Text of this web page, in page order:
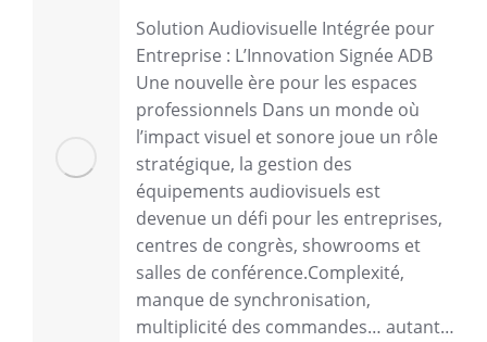
Solution Audiovisuelle Intégrée pour
Entreprise : L’Innovation Signée ADB
Une nouvelle ère pour les espaces
professionnels Dans un monde où
l’impact visuel et sonore joue un rôle
stratégique, la gestion des
équipements audiovisuels est
devenue un défi pour les entreprises,
centres de congrès, showrooms et
salles de conférence.Complexité,
manque de synchronisation,
multiplicité des commandes… autant…